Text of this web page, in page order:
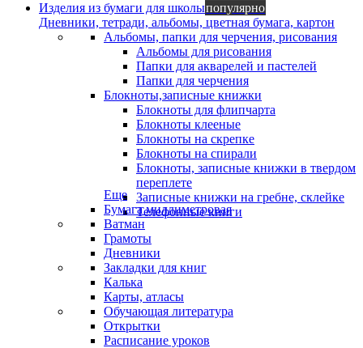
Изделия из бумаги для школыпопулярно
Дневники, тетради, альбомы, цветная бумага, картон
Альбомы, папки для черчения, рисования
Альбомы для рисования
Папки для акварелей и пастелей
Папки для черчения
Блокноты,записные книжки
Блокноты для флипчарта
Блокноты клееные
Блокноты на скрепке
Блокноты на спирали
Блокноты, записные книжки в твердом
переплете
Записные книжки на гребне, склейке
Телефонные книги
Еще
Бумага миллиметровая
Ватман
Грамоты
Дневники
Закладки для книг
Калька
Карты, атласы
Обучающая литература
Открытки
Расписание уроков